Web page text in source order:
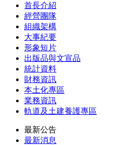
首長介紹
經營團隊
組織架構
大事紀要
形象短片
出版品與文宣品
統計資料
財務資訊
本土化專區
業務資訊
軌道及土建養護專區
最新公告
最新消息